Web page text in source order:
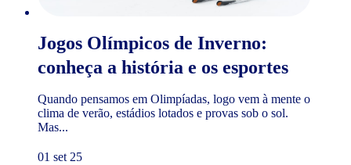
Jogos Olímpicos de Inverno:
conheça a história e os esportes
Quando pensamos em Olimpíadas, logo vem à mente o
clima de verão, estádios lotados e provas sob o sol.
Mas...
01 set 25